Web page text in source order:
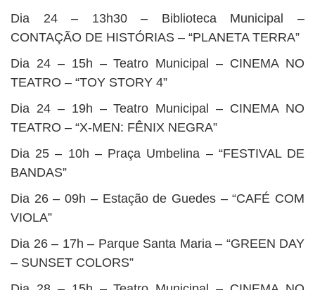
Dia 24 – 13h30 – Biblioteca Municipal –
CONTAÇÃO DE HISTÓRIAS – “PLANETA TERRA”
Dia 24 – 15h – Teatro Municipal – CINEMA NO
TEATRO – “TOY STORY 4”
Dia 24 – 19h – Teatro Municipal – CINEMA NO
TEATRO – “X-MEN: FÊNIX NEGRA”
Dia 25 – 10h – Praça Umbelina – “FESTIVAL DE
BANDAS”
Dia 26 – 09h – Estação de Guedes – “CAFÉ COM
VIOLA”
Dia 26 – 17h – Parque Santa Maria – “GREEN DAY
– SUNSET COLORS”